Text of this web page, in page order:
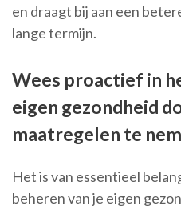
en draagt bij aan een
lange termijn.
Wees proactief in
eigen gezondheid
maatregelen te
Het is van essentieel
beheren van je eigen